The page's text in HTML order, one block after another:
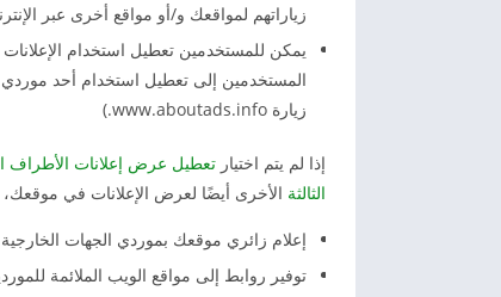
زياراتهم لمواقعك و/أو مواقع أخرى عبر
يمكن للمستخدمين تعطيل استخدام
المستخدمين إلى تعطيل استخدام أحد موردي
زيارة www.aboutads.info.)
إذا لم يتم اختيار تعطيل عرض إعلانات الأطراف
الثالثة الأخرى أيضًا لعرض الإعلانات في
إعلام زائري موقعك بموردي الجهات
توفير روابط إلى مواقع الويب الملائمة